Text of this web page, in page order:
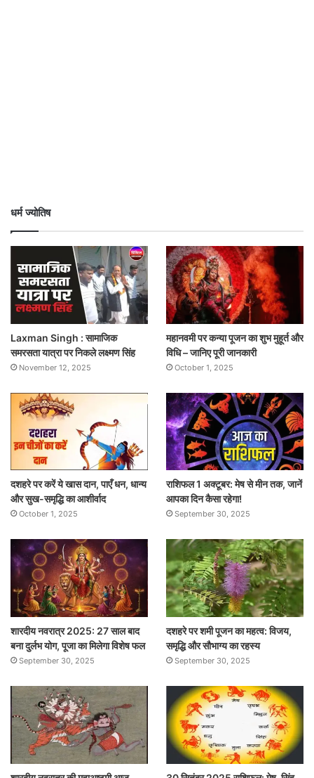
धर्म ज्योतिष
Laxman Singh : सामाजिक
समरसता यात्रा पर निकले लक्ष्मण सिंह
November 12, 2025
महानवमी पर कन्या पूजन का शुभ मुहूर्त और
विधि – जानिए पूरी जानकारी
October 1, 2025
दशहरे पर करें ये खास दान, पाएँ धन, धान्य
और सुख-समृद्धि का आशीर्वाद
October 1, 2025
राशिफल 1 अक्टूबर: मेष से मीन तक, जानें
आपका दिन कैसा रहेगा!
September 30, 2025
शारदीय नवरात्र 2025: 27 साल बाद
बना दुर्लभ योग, पूजा का मिलेगा विशेष फल
September 30, 2025
दशहरे पर शमी पूजन का महत्व: विजय,
समृद्धि और सौभाग्य का रहस्य
September 30, 2025